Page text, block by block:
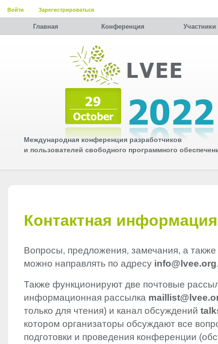
Войти Зарегистрироваться
Главная Конференция Участники
Международная конференция разработчиков
и пользователей свободного программного
Контактная информация
Вопросы, предложения, замечания, а
можно направлять по адресу info@lvee.org
Также функционируют две почтовые
информационная рассылка
только для чтения) и канал обсуждений
котором организаторы обсуждают все
подготовки и проведения конференции